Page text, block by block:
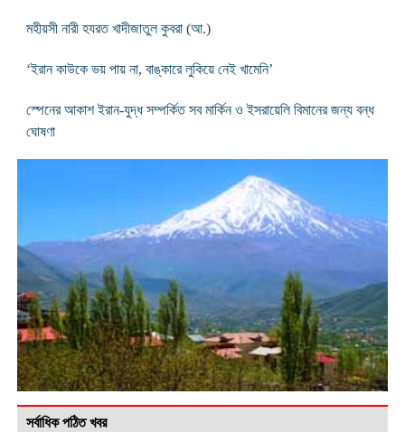
মহীয়সী নারী হযরত খাদীজাতুল কুবরা (আ.)
‘ইরান কাউকে ভয় পায় না, বাঙ্কারে লুকিয়ে নেই খামেনি’
স্পেনের আকাশ ইরান-যুদ্ধ সম্পর্কিত সব মার্কিন ও ইসরায়েলি বিমানের জন্য বন্ধ
ঘোষণা
সর্বাধিক পঠিত খবর